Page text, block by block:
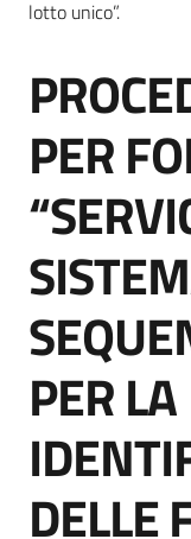
e
di
acquisto
Supporto
Piattaforme
telematiche
English
site
lotto unico”.
Salta al contenuto
PER
PER LA
DELLE